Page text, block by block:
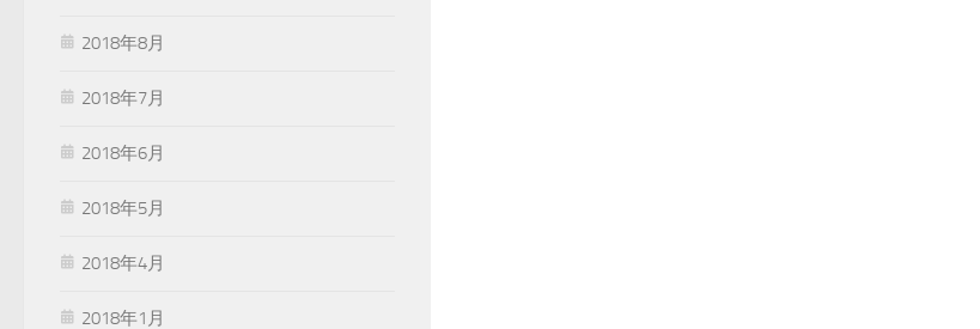
2018年8月
2018年7月
2018年6月
2018年5月
2018年4月
2018年1月